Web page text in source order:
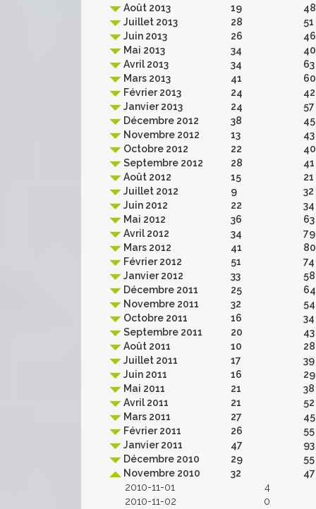
Août 2013
19
48
Juillet 2013
28
51
Juin 2013
26
46
Mai 2013
34
40
Avril 2013
34
63
Mars 2013
41
60
Février 2013
24
42
Janvier 2013
24
57
Décembre 2012
38
45
Novembre 2012
13
43
Octobre 2012
22
40
Septembre 2012
28
41
Août 2012
15
21
Juillet 2012
9
32
Juin 2012
22
34
Mai 2012
36
63
Avril 2012
34
79
Mars 2012
41
80
Février 2012
51
74
Janvier 2012
33
58
Décembre 2011
25
64
Novembre 2011
32
54
Octobre 2011
16
34
Septembre 2011
20
43
Août 2011
10
28
Juillet 2011
17
39
Juin 2011
16
29
Mai 2011
21
38
Avril 2011
21
52
Mars 2011
27
45
Février 2011
26
55
Janvier 2011
47
93
Décembre 2010
29
55
Novembre 2010
32
47
2010-11-01
4
2010-11-02
0